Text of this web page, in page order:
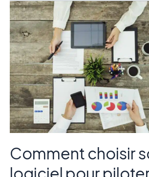
Comment choisir
logiciel pour
Comment
choisir
son
logiciel
pour
piloter
son
empreinte
carbone
?